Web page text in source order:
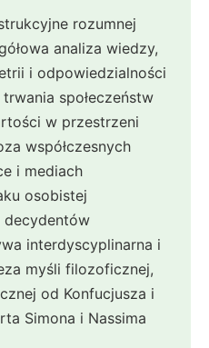
rozumnej
analiza wiedzy,
i odpowiedzialności
społeczeństw
w przestrzeni
współczesnych
i mediach
osobistej
interdyscyplinarna i
myśli filozoficznej,
od Konfucjusza i
Simona i Nassima